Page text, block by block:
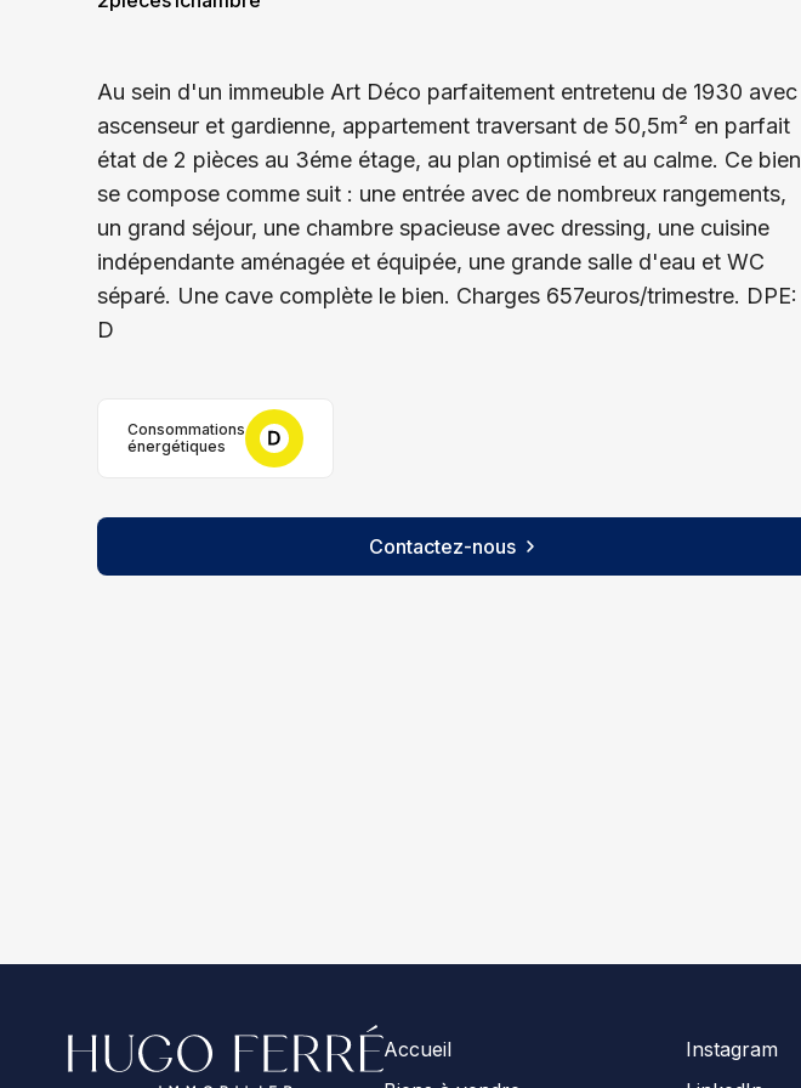
Au sein d'un immeuble Art Déco parfaitement entretenu de 1930 avec
ascenseur et gardienne, appartement traversant de 50,5m² en parfait
état de 2 pièces au 3éme étage, au plan optimisé et au calme. Ce bien
se compose comme suit : une entrée avec de nombreux rangements,
un grand séjour, une chambre spacieuse avec dressing, une cuisine
indépendante aménagée et équipée, une grande salle d'eau et WC
séparé. Une cave complète le bien. Charges 657euros/trimestre. DPE:
D
Consommations
énergétiques
Contactez-nous
Accueil
Instagram